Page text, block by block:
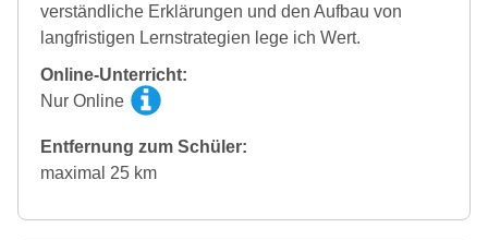
verständliche Erklärungen und den Aufbau von
langfristigen Lernstrategien lege ich Wert.
Online-Unterricht:
Nur Online
Entfernung zum Schüler:
maximal 25 km